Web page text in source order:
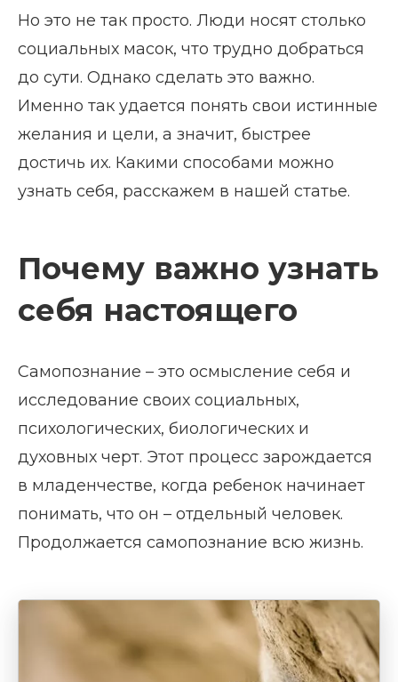
Но это не так просто. Люди носят столько
социальных масок, что трудно добраться
до сути. Однако сделать это важно.
Именно так удается понять свои истинные
желания и цели, а значит, быстрее
достичь их. Какими способами можно
узнать себя, расскажем в нашей статье.
Почему важно узнать
себя настоящего
Самопознание – это осмысление себя и
исследование своих социальных,
психологических, биологических и
духовных черт. Этот процесс зарождается
в младенчестве, когда ребенок начинает
понимать, что он – отдельный человек.
Продолжается самопознание всю жизнь.